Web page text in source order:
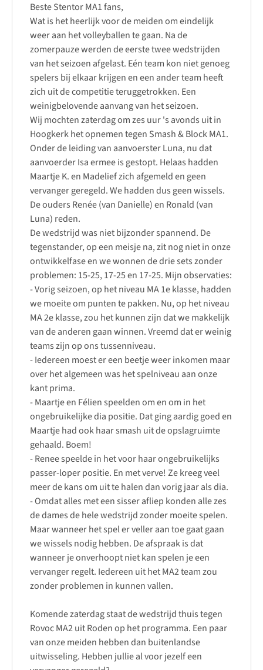
Beste Stentor MA1 fans,
Wat is het heerlijk voor de meiden om eindelijk
weer aan het volleyballen te gaan. Na de
zomerpauze werden de eerste twee wedstrijden
van het seizoen afgelast. Eén team kon niet genoeg
spelers bij elkaar krijgen en een ander team heeft
zich uit de competitie teruggetrokken. Een
weinigbelovende aanvang van het seizoen.
Wij mochten zaterdag om zes uur 's avonds uit in
Hoogkerk het opnemen tegen Smash & Block MA1.
Onder de leiding van aanvoerster Luna, nu dat
aanvoerder Isa ermee is gestopt. Helaas hadden
Maartje K. en Madelief zich afgemeld en geen
vervanger geregeld. We hadden dus geen wissels.
De ouders Renée (van Danielle) en Ronald (van
Luna) reden.
De wedstrijd was niet bijzonder spannend. De
tegenstander, op een meisje na, zit nog niet in onze
ontwikkelfase en we wonnen de drie sets zonder
problemen: 15-25, 17-25 en 17-25. Mijn observaties:
- Vorig seizoen, op het niveau MA 1e klasse, hadden
we moeite om punten te pakken. Nu, op het niveau
MA 2e klasse, zou het kunnen zijn dat we makkelijk
van de anderen gaan winnen. Vreemd dat er weinig
teams zijn op ons tussenniveau.
- Iedereen moest er een beetje weer inkomen maar
over het algemeen was het spelniveau aan onze
kant prima.
- Maartje en Félien speelden om en om in het
ongebruikelijke dia positie. Dat ging aardig goed en
Maartje had ook haar smash uit de opslagruimte
gehaald. Boem!
- Renee speelde in het voor haar ongebruikelijks
passer-loper positie. En met verve! Ze kreeg veel
meer de kans om uit te halen dan vorig jaar als dia.
- Omdat alles met een sisser afliep konden alle zes
de dames de hele wedstrijd zonder moeite spelen.
Maar wanneer het spel er veller aan toe gaat gaan
we wissels nodig hebben. De afspraak is dat
wanneer je onverhoopt niet kan spelen je een
vervanger regelt. Iedereen uit het MA2 team zou
zonder problemen in kunnen vallen.
Komende zaterdag staat de wedstrijd thuis tegen
Rovoc MA2 uit Roden op het programma. Een paar
van onze meiden hebben dan buitenlandse
uitwisseling. Hebben jullie al voor jezelf een